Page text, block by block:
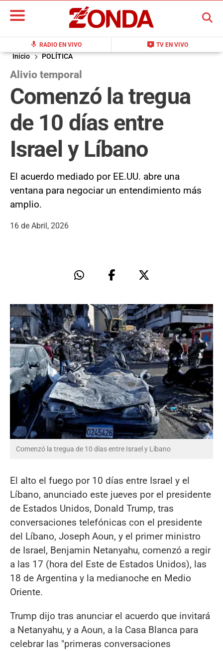
mic RADIO EN VIVO live_tv TV EN VIVO
BUSCAR
Inicio POLÍTICA
Alivio temporal
Comenzó la tregua
de 10 días entre
Israel y Líbano
El acuerdo mediado por EE.UU. abre una
ventana para negociar un entendimiento más
amplio.
16 de Abril, 2026
Comenzó la tregua de 10 días entre Israel y Líbano
El alto el fuego por 10 días entre Israel y el
Líbano, anunciado este jueves por el presidente
de Estados Unidos, Donald Trump, tras
conversaciones telefónicas con el presidente
del Líbano, Joseph Aoun, y el primer ministro
de Israel, Benjamin Netanyahu, comenzó a regir
a las 17 (hora del Este de Estados Unidos), las
18 de Argentina y la medianoche en Medio
Oriente.
Trump dijo tras anunciar el acuerdo que invitará
a Netanyahu, y a Aoun, a la Casa Blanca para
celebrar las "primeras conversaciones